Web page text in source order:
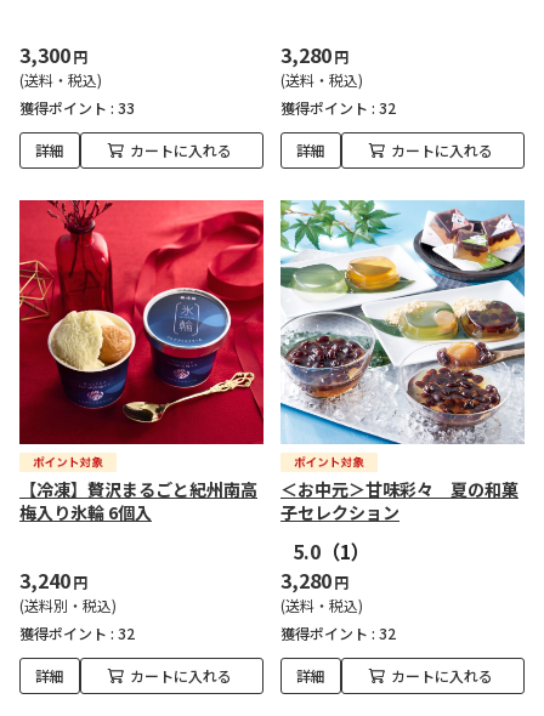
3,300円
(送料・税込)
獲得ポイント : 33
詳細 カートに入れる
3,280円
(送料・税込)
獲得ポイント : 32
詳細 カートに入れる
【冷凍】贅沢まるごと紀州南高
梅入り氷輪 6個入
3,240円
(送料別・税込)
獲得ポイント : 32
詳細 カートに入れる
＜お中元＞甘味彩々 夏の和菓
子セレクション
5.0 （1）
3,280円
(送料・税込)
獲得ポイント : 32
詳細 カートに入れる